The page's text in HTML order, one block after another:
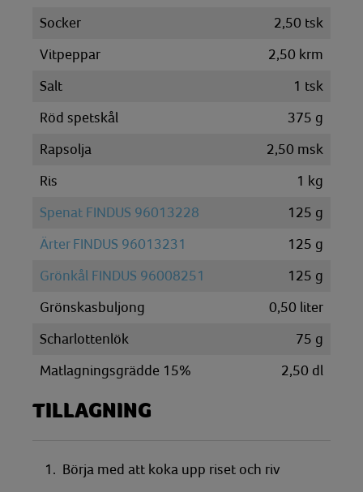
Socker
2,50 tsk
Vitpeppar
2,50 krm
Salt
1 tsk
Röd spetskål
375 g
Rapsolja
2,50 msk
Ris
1 kg
Spenat FINDUS 96013228
125 g
Ärter FINDUS 96013231
125 g
Grönkål FINDUS 96008251
125 g
Grönskasbuljong
0,50 liter
Scharlottenlök
75 g
Matlagningsgrädde 15%
2,50 dl
TILLAGNING
1. Börja med att koka upp riset och riv